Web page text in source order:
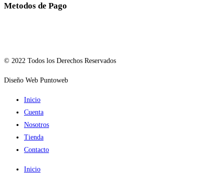
Metodos de Pago
© 2022 Todos los Derechos Reservados
Diseño Web Puntoweb
Inicio
Cuenta
Nosotros
Tienda
Contacto
Inicio